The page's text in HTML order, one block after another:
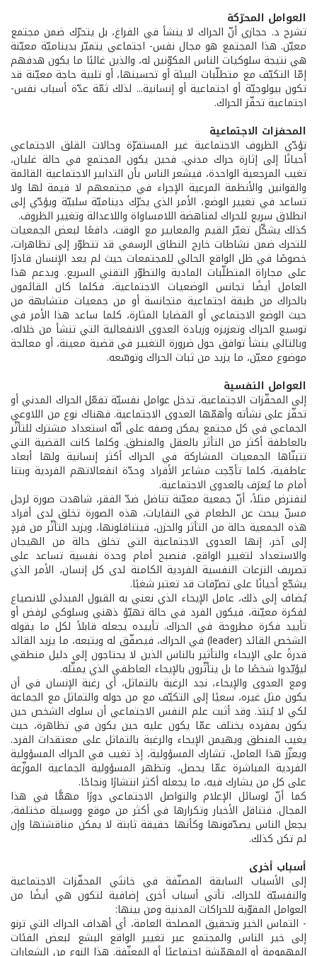
العوامل المحرّكة
تشرح د. حجازي أنّ الحراك لا ينشأ في الفراغ، بل يتحرّك ضمن مجتمع
معيّن. هذا المجتمع هو مجال نفس- اجتماعي يتميّز بديناميّة معيّنة
هي نتيجة سلوكيات الناس المكوّنين له، والذين غالبًا ما يكون هدفهم
إمّا التكيّف مع متطلّبات البيئة أو تحسينها، أو تلبية حاجة معيّنة قد
تكون بيولوجيّة أو اجتماعية أو إنسانية... لذلك ثمّة عدّة أسباب نفس-
اجتماعية تحفّز الحراك.
المحفزات الاجتماعية
تؤدّي الظروف الاجتماعية غير المستقرّة وحالات القلق الاجتماعي
أحيانًا إلى إثارة حراك مدني. فحين يكون المجتمع في حالة غليان،
تغيب المرجعية الواحدة، فيشعر الناس بأن التدابير الاجتماعية القائمة
والقوانين والأنظمة المرعية الإجراء في مجتمعهم لا قيمة لها ولا
تساعد في تغيير الوضع، الأمر الذي يحرّك ديناميّة سلبيّة ويؤدّي إلى
انطلاق سريع للحراك لمناهضة اللامساواة واللاعدالة وتغيير الظروف.
كذلك يشكّل تغيّر القيم والمعايير مع الوقت، دافعًا لبعض الجمعيات
للتحرك ضمن نشاطات خارج النطاق الرسمي قد تتطوّر إلى تظاهرات،
خصوصًا في ظل الواقع الحالي للمجتمعات حيث لم يعد الإنسان قادرًا
على مجاراة المتطلّبات المادية والتطوّر التقني السريع. ويدعم هذا
العامل أيضًا تجانس الوضعيات الاجتماعية، فكلما كان القائمون
بالحراك من طبقة اجتماعية متجانسة أو من جمعيات متشابهة من
حيث الوضع الاجتماعي أو القضايا المثارة، كلما ساعد هذا الأمر في
توسيع الحراك وتعزيزه وزيادة العدوى الانفعالية التي تنشأ من خلاله،
وبالتالي ينشأ توافق حول ضرورة التغيير في قضية معينة، أو معالجة
موضوع معيّن، ما يزيد من ثبات الحراك وتوسّعه.
العوامل النفسية
إلى المحفّزات الاجتماعية، تدخل عوامل نفسيّة تفعّل الحراك المدني أو
تحفّز على نشأته وأهمّها العدوى الاجتماعية. فهناك نوع من اللاوعي
الجماعي في كل مجتمع يمكن وصفه على أنّه استعداد مشترك للتأثّر
بالعاطفة أكثر من التأثر بالعقل والمنطق. وكلما كانت القضية التي
تتبنّاها الجمعيات المشاركة في الحراك أكثر إنسانية ولها أبعاد
عاطفية، كلما تأجّجت مشاعر الأفراد وحدّة انفعالاتهم الفردية وبتنا
أمام ما يُعرَف بالعدوى الاجتماعية.
لنفترض مثلاً، أنّ جمعية معيّنة تناضل ضدّ الفقر، شاهدت صورة لرجل
مسنّ يبحث عن الطعام في النفايات، هذه الصورة تخلق لدى أفراد
هذه الجمعية حالة من التأثر والحزن، فيتناقلونها، ويزيد التأثّر من فردٍ
إلى آخر، إنها العدوى الاجتماعية التي تخلق حالة من الهيجان
والاستعداد لتغيير الواقع، فنصبح أمام وحدة نفسية تساعد على
تصريف النزعات النفسية الفردية الكامنة لدى كل إنسان، الأمر الذي
يشجّع أحيانًا على تصرّفات قد تعتبر شغبًا.
يُضاف إلى ذلك، عامل الإيحاء الذي نعني به القبول المبدئي للانصياع
لفكرة معيّنة، فيكون الفرد في حالة تهيّؤ ذهني وسلوكي لرفض أو
تأييد فكرة مطروحة في الحراك. تأييده يجعله قابلاً لكل ما يقوله
الشخص القائد (leader) في الحراك، فيصفّق له ويتبعه، ما يزيد القائد
قدرةً على الإيحاء والتأثير بالناس الذين لا يحتاجون إلى دليل منطقي
ليؤيّدوا شخصًا ما بل يتأثّرون بالإيحاء العاطفي الذي يمثّله.
ومع العدوى والإيحاء، نجد الرغبة بالتماثل، أي رغبة الإنسان في أن
يكون مثل غيره، سعيًا إلى التكيّف مع من حوله والتماثل مع الجماعة
لكي لا يُنبَذ. وقد أثبت علم النفس الاجتماعي أن سلوك الشخص حين
يكون بمفرده يختلف عمّا يكون عليه حين يكون في تظاهرة، حيث
يغيب المنطق ويهيمن الإيحاء والرغبة بالتماثل على معتقدات الفرد.
ويعزّز هذا العامل، تشارك المسؤولية، إذ تغيب في الحراك المسؤولية
الفردية المباشرة عمّا يحصل، وتظهر المسؤولية الجماعية الموزّعة
على كل من يشارك فيه، ما يجعله أكثر انتشارًا ونجاحًا.
كما أنّ لوسائل الإعلام والتواصل الاجتماعي دورًا مهمًّا في هذا
المجال. فتناقل الأخبار وتكرارها في أكثر من موقع ووسيلة مختلفة،
يجعل الناس يصدّقونها وكأنها حقيقة ثابتة لا يمكن مناقشتها وإن
لم تكن كذلك.
أسباب أخرى
إلى الأسباب السابقة المصنّفة في خانتَي المحفّزات الاجتماعية
والنفسيّة للحراك، تأتي أسباب أخرى إضافية لتكون هي أيضًا من
العوامل المقوّية للحراكات المدنية ومن بينها:
- التماس الخير وتحقيق المصلحة العامة، أي أهداف الحراك التي ترنو
إلى خير الناس والمجتمع عبر تغيير الواقع البشع لبعض الفئات
المهمومة أو المهمّشة اجتماعيًا أو المعنّفة. هذا النوع من الشعارات